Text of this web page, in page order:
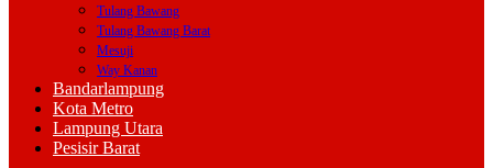
Tulang Bawang
Tulang Bawang Barat
Mesuji
Way Kanan
Bandarlampung
Kota Metro
Lampung Utara
Pesisir Barat